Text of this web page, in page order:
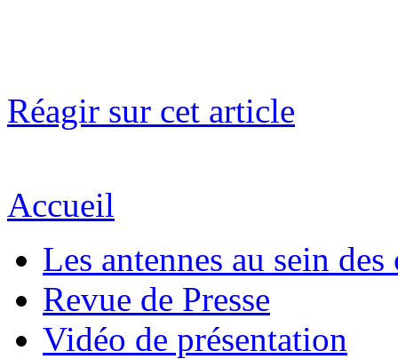
Réagir sur cet article
Accueil
Les antennes au sein des
Revue de Presse
Vidéo de présentation